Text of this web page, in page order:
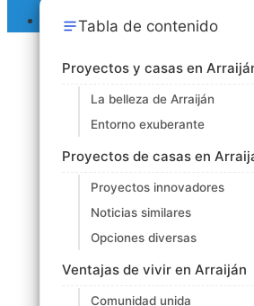
Responsabilidad social
Tabla de contenido
Proyectos y casas en
La belleza de Arraiján
Entorno exuberante
Proyectos de casas en
Proyectos innovadores
Noticias similares
Opciones diversas
Ventajas de vivir en Arraiján
Comunidad unida